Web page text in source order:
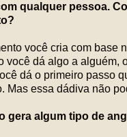
qualquer pessoa.
você cria com base
você dá algo a alguém,
dá o primeiro passo
Mas essa dádiva não
gera algum tipo de